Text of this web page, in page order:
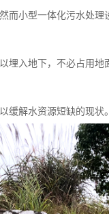
而小型一体化污水处
埋入地下，不必占用
缓解水资源短缺的现状。